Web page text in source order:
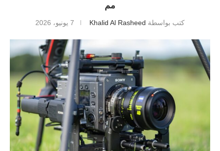
مم
كتب بواسطة Khalid Al Rasheed 7 يونيو، 2026